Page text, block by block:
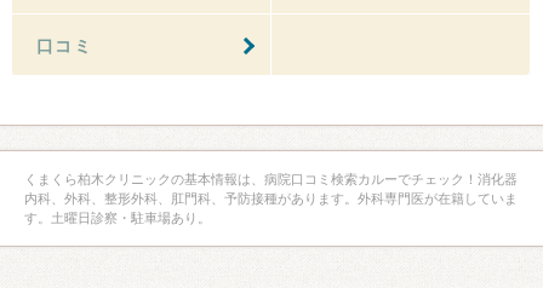
口コミ
くまくら柏木クリニックの基本情報は、病院口コミ検索カルーでチェック！消化器
内科、外科、整形外科、肛門科、予防接種があります。外科専門医が在籍していま
す。土曜日診察・駐車場あり。